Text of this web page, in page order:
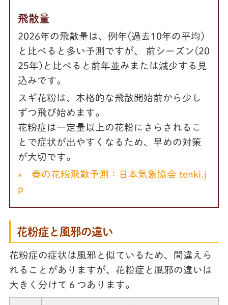
飛散量
2026年の飛散量は、例年(過去10年の平均)
と比べると多い予測ですが、 前シーズン(20
25年)と比べると前年並みまたは減少する見
込みです。
スギ花粉は、本格的な飛散開始前から少し
ずつ飛び始めます。
花粉症は一定量以上の花粉にさらされるこ
とで症状が出やすくなるため、早めの対策
が大切です。
» 春の花粉飛散予測：日本気象協会 tenki.j
p
花粉症と風邪の違い
花粉症の症状は風邪と似ているため、間違えら
れることがありますが、花粉症と風邪の違いは
大きく分けて６つあります。